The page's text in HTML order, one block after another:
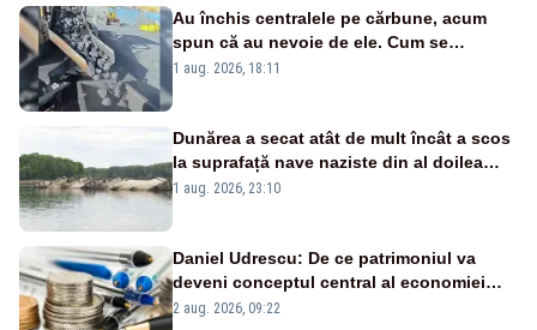
Au închis centralele pe cărbune, acum
spun că au nevoie de ele. Cum se
pasează vina în plină criză energetică
1 aug. 2026, 18:11
Dunărea a secat atât de mult încât a scos
la suprafață nave naziste din al doilea
război mondial
1 aug. 2026, 23:10
Daniel Udrescu: De ce patrimoniul va
deveni conceptul central al economiei
viitoare?
2 aug. 2026, 09:22